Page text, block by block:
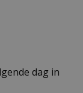
dag in